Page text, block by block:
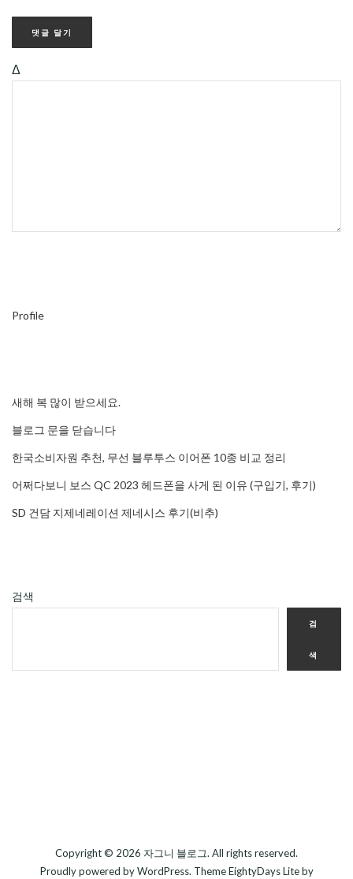
Δ
Profile
새해 복 많이 받으세요.
블로그 문을 닫습니다
한국소비자원 추천, 무선 블루투스 이어폰 10종 비교 정리
어쩌다보니 보스 QC 2023 헤드폰을 사게 된 이유 (구입기, 후기)
SD 건담 지제네레이션 제네시스 후기(비추)
검색
검
색
Copyright © 2026 자그니 블로그. All rights reserved.
Proudly powered byWordPress. ThemeEightyDays Liteby